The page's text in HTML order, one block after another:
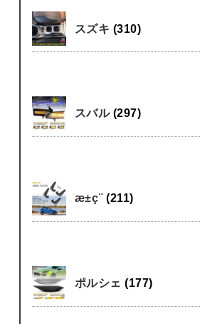
スズキ (310)
スバル (297)
æ±ç¨(211)
ポルシェ(177)